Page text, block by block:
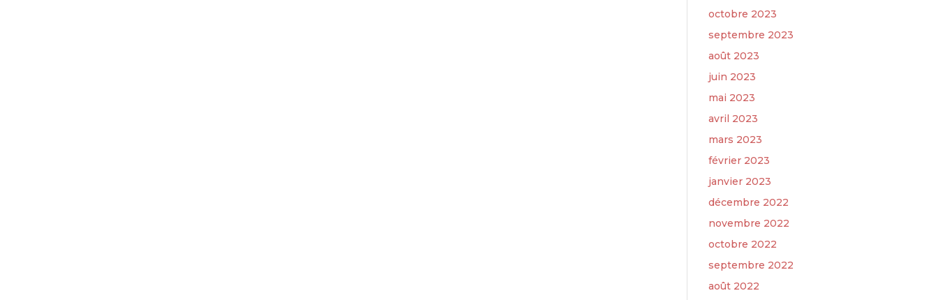
octobre 2023
septembre 2023
août 2023
juin 2023
mai 2023
avril 2023
mars 2023
février 2023
janvier 2023
décembre 2022
novembre 2022
octobre 2022
septembre 2022
août 2022